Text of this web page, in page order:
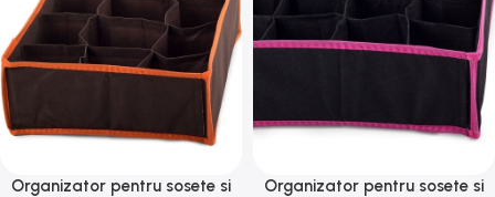
Organizator pentru sosete si
Organizator pentru sosete si